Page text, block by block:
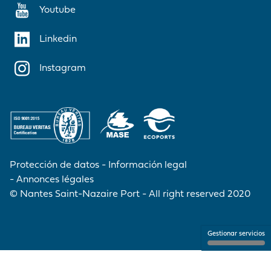
Youtube
Linkedin
Instagram
Protección de datos
Información legal
Annonces légales
© Nantes Saint-Nazaire Port - All right reserved 2020
Gestionar servicios